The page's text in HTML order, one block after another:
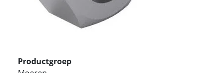
Productgroep